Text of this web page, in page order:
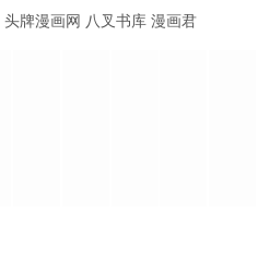
头牌漫画网 八叉书库 漫画君